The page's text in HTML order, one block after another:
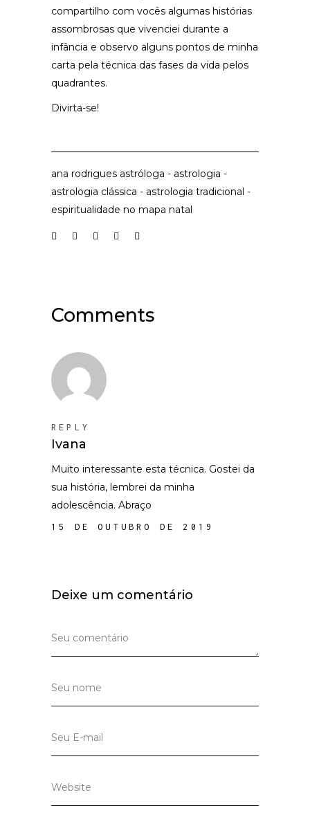
compartilho com vocês algumas histórias
assombrosas que vivenciei durante a
infância e observo alguns pontos de minha
carta pela técnica das fases da vida pelos
quadrantes.
Divirta-se!
ana rodrigues astróloga - astrologia -
astrologia clássica - astrologia tradicional -
espiritualidade no mapa natal
Comments
REPLY
Ivana
Muito interessante esta técnica. Gostei da
sua história, lembrei da minha
adolescência. Abraço
15 DE OUTUBRO DE 2019
Deixe um comentário